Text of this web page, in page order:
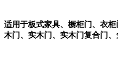
适用于板式家具、橱柜门、衣
木门、实木门、实木门复合门、